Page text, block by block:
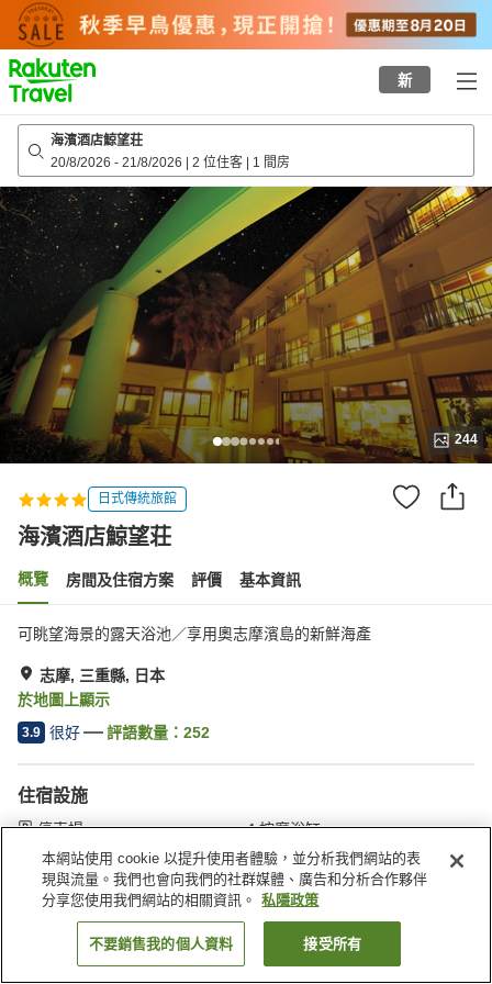
to
top
page
新
海濱酒店鯨望荘
20/8/2026 - 21/8/2026 | 2 位住客 | 1 間房
244
日式傳統旅館
海濱酒店鯨望荘
概覽 房間及住宿方案 評價 基本資訊
可眺望海景的露天浴池／享用奧志摩濱島的新鮮海產
志摩, 三重縣, 日本
於地圖上顯示
3.9 很好 評語數量： 252
住宿設施
停車場
按摩浴缸
岩盤浴
水療/美容院
主頁 日本 三重縣 志摩 海濱酒店鯨望荘
找客房
本網站使用 cookie 以提升使用者體驗，並分析我們網站的表
現與流量。我們也會向我們的社群媒體、廣告和分析合作夥伴
分享您使用我們網站的相關資訊。
私隱政策
不要銷售我的個人資料 接受所有